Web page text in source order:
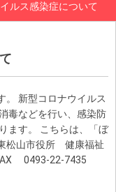
ルス感染症について
。 新型コロナウイルス
毒などを行い、感染防
ます。 こちらは、「ぼ
松山市役所 健康福祉
0493-22-7435